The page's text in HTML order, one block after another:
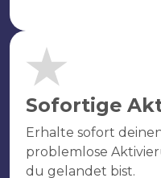
Sofortige
Erhalte sofort
problemlose
du gelandet bist.